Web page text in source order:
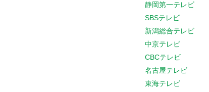
静岡第一テレビ
SBSテレビ
新潟総合テレビ
中京テレビ
CBCテレビ
名古屋テレビ
東海テレビ